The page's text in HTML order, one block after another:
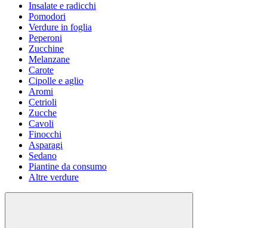
Insalate e radicchi
Pomodori
Verdure in foglia
Peperoni
Zucchine
Melanzane
Carote
Cipolle e aglio
Aromi
Cetrioli
Zucche
Cavoli
Finocchi
Asparagi
Sedano
Piantine da consumo
Altre verdure